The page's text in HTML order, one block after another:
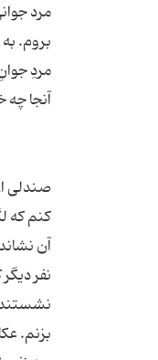
مرد
بروم.
مردِ
صندلی
کنم که
آن
نفر
بزنم.